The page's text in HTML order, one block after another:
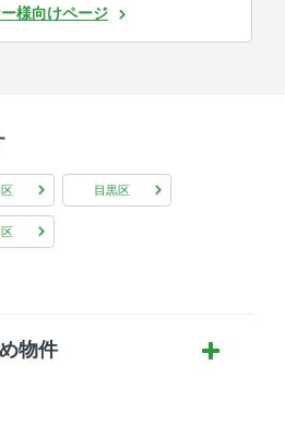
様向けページ
目黒区
物件